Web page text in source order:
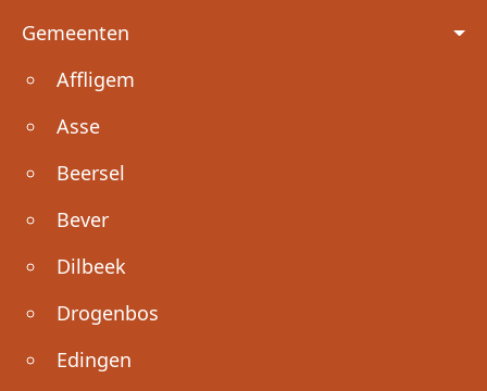
Voet
Gemeenten
Affligem
Asse
Beersel
Bever
Dilbeek
Drogenbos
Edingen